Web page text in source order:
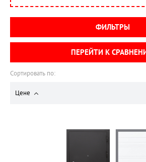
Сортировать по:
Цене
ФИЛЬТРЫ
ПЕРЕЙТИ К